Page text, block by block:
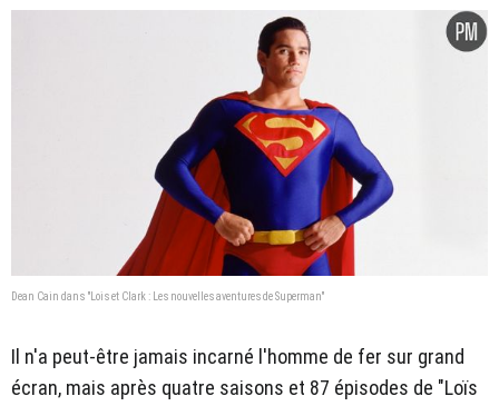
Dean Cain dans "Lois et Clark : Les nouvelles aventures de Superman"
Il n'a peut-être jamais incarné l'homme de fer sur grand
écran, mais après quatre saisons et 87 épisodes de "Loïs